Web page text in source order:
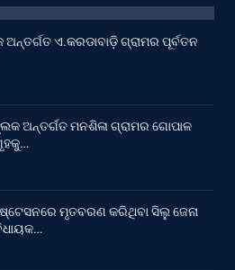
ଏ.କରଡାବାଡ଼ି ଗ୍ରାମର ପୂର୍ବତନ
ଅନ୍ତର୍ଗତ ମନଶିଳା ଗ୍ରାମର ଗୋପାଳ
ମୃତବରଣ କରିଥିବା ସିଲୁ ଜେନା